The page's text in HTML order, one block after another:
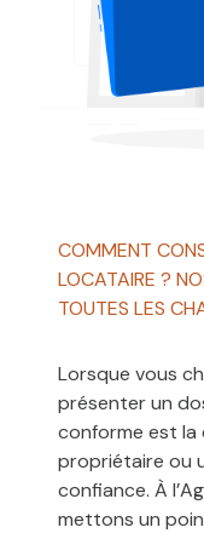
COMMENT CONSTITUER UN BON DOSSIER
LOCATAIRE ?
TOUTES LES
Lorsque vous
présenter un
conforme est la
propriétaire ou
confiance. À
mettons un